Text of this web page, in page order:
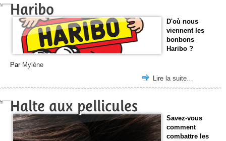
Haribo
D'où nous
viennent les
bonbons
Haribo ?
Par Mylène
Lire la suite…
Halte aux pellicules
Savez-vous
comment
combattre les